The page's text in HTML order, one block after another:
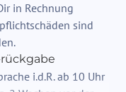
in Rechnung
sind
i.d.R. ab 10 Uhr